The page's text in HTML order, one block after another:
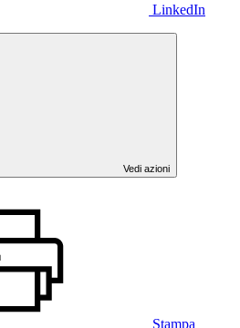
LinkedIn
Vedi azioni
Stampa